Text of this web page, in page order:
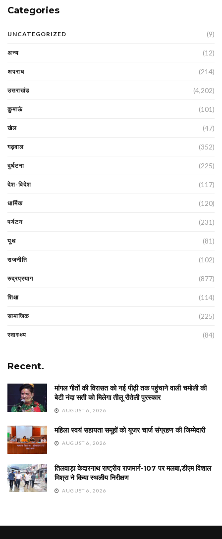
Categories
UNCATEGORIZED (9)
अन्य (12)
अपराध (214)
उत्तराखंड (4,202)
कुमाऊं (101)
खेल (47)
गढ़वाल (352)
दुर्घटना (225)
देश-विदेश (117)
धार्मिक (120)
पर्यटन (231)
यूथ (81)
राजनीति (102)
रुद्रप्रयाग (877)
शिक्षा (114)
सामाजिक (225)
स्वास्थ्य (84)
Recent.
मांगल गीतों की विरासत को नई पीढ़ी तक पहुंचाने वाली चमोली की
बेटी नंदा सती को मिलेगा तीलू रौतेली पुरस्कार
AUGUST 6, 2026
महिला स्वयं सहायता समूहों को यूजर चार्ज संग्रहण की जिम्मेदारी
AUGUST 6, 2026
तिलवाड़ा केदारनाथ राष्ट्रीय राजमार्ग-107 पर मलबा,डीएम विशाल
मिश्रा ने किया स्थलीय निरीक्षण
AUGUST 6, 2026